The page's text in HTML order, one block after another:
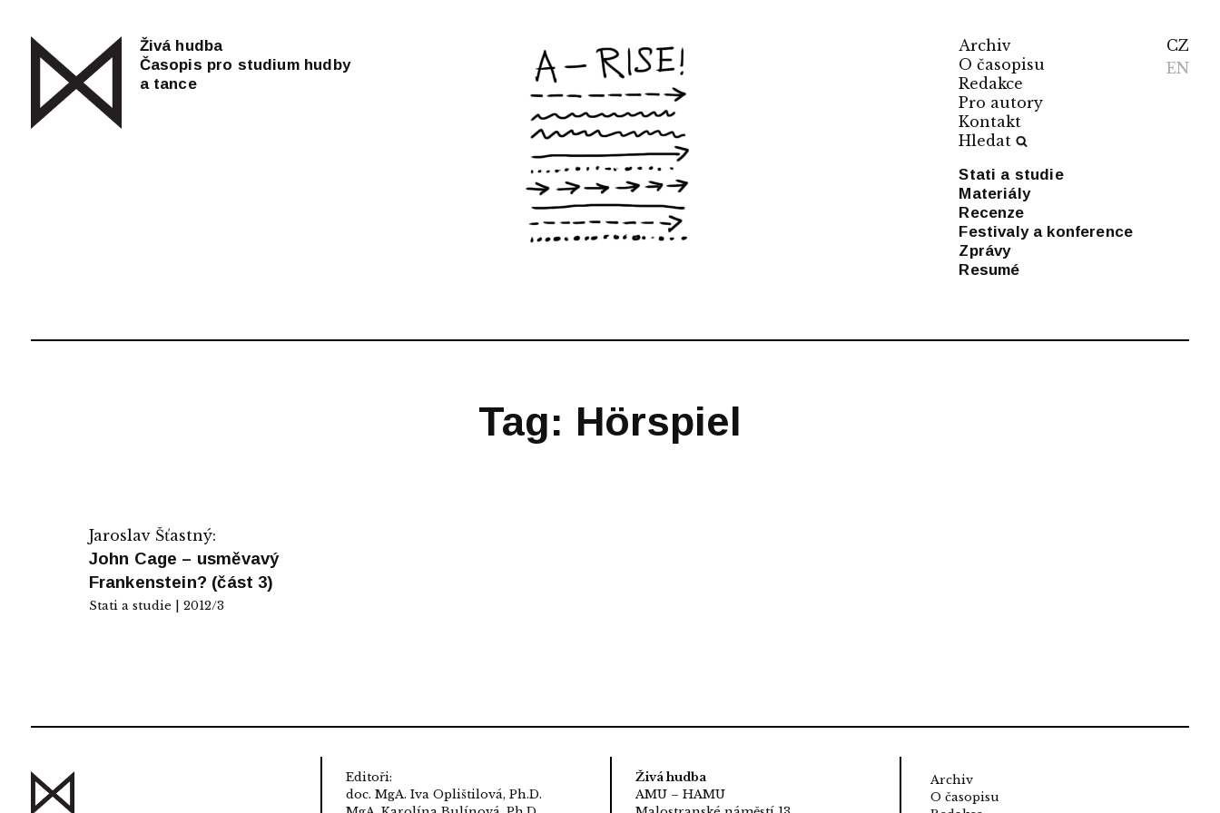
Živá hudba
Časopis pro studium hudby
a tance
Archiv
O časopisu
Redakce
Pro autory
Kontakt
Hledat
Stati a studie
Materiály
Recenze
Festivaly a konference
Zprávy
Resumé
CZ
EN
Tag: Hörspiel
Jaroslav Šťastný:
John Cage – usměvavý
Frankenstein? (část 3)
Stati a studie | 2012/3
Editoři:
doc. MgA. Iva Oplištilová, Ph.D.
Živá hudba
AMU – HAMU
Archiv
O časopisu